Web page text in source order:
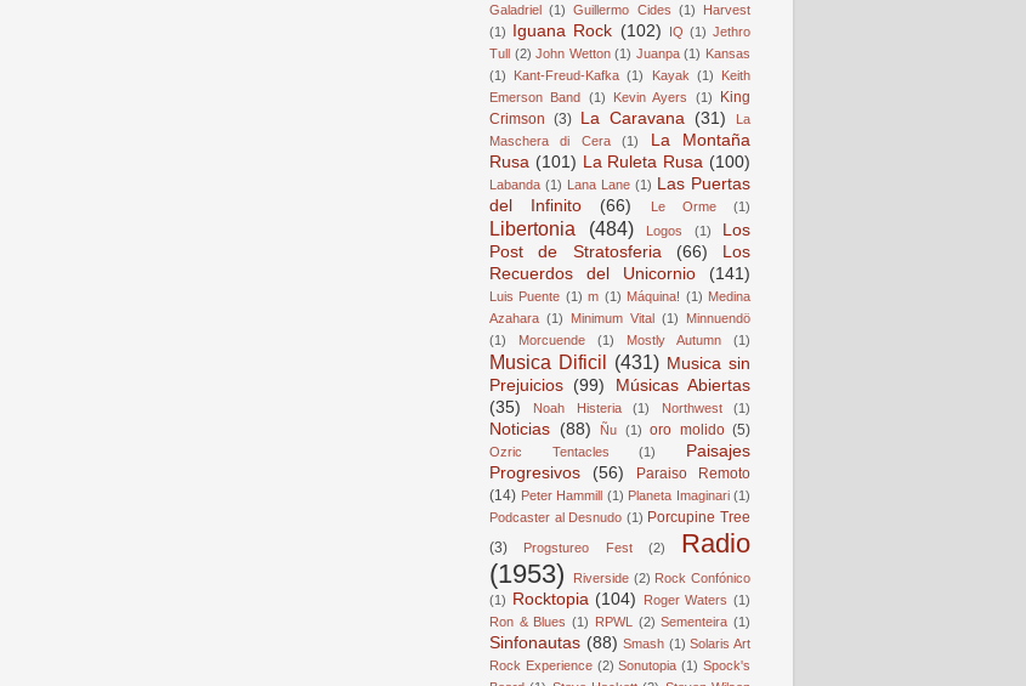
Galadriel (1) Guillermo Cides (1)
Harvest
(1) Iguana Rock (102) IQ (1) Jethro
Tull (2) John Wetton (1) Juanpa (1) Kansas
(1)
Kant-Freud-Kafka (1) Kayak (1)
Keith
Emerson Band (1) Kevin Ayers (1)
King
Crimson (3) La Caravana (31)
La
Maschera di Cera
(1)
La Montaña
Rusa (101) La Ruleta Rusa (100)
Labanda (1) Lana Lane (1) Las Puertas
del Infinito
(66) Le Orme (1)
Libertonia (484) Logos (1)
Los
Post de Stratosferia
(66)
Los
Recuerdos del Unicornio
(141)
Luis Puente (1) m (1) Máquina! (1) Medina
Azahara (1) Minimum Vital (1)
Minnuendö
(1)
Morcuende (1) Mostly Autumn (1)
Musica Dificil (431) Musica sin
Prejuicios (99)
Músicas Abiertas
(35)
Noah Histeria (1) Northwest (1)
Noticias (88) Ñu (1) oro molido (5)
Ozric Tentacles (1)
Paisajes
Progresivos
(56)
Paraiso Remoto
(14) Peter Hammill (1) Planeta Imaginari (1)
Podcaster al Desnudo (1) Porcupine Tree
(3)
Progstureo Fest (2)
Radio
(1953)
Riverside (2) Rock Confónico
(1) Rocktopia (104) Roger Waters (1)
Ron & Blues (1) RPWL (2) Sementeira (1)
Sinfonautas (88) Smash (1) Solaris Art
Rock Experience (2) Sonutopia (1) Spock's